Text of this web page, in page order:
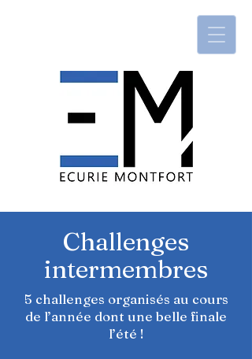
Challenges
intermembres
5 challenges organisés au cours
de l’année dont une belle finale
l’été !